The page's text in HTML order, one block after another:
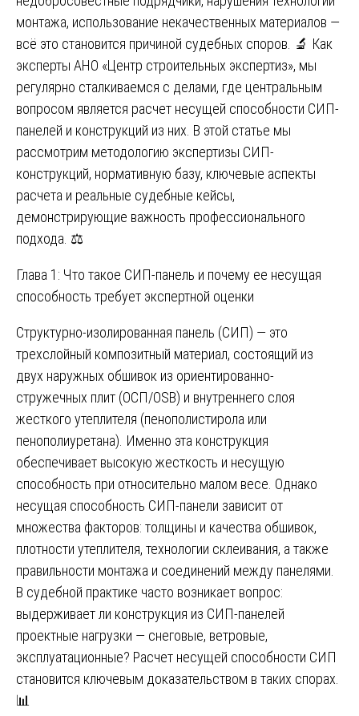
монтажа, использование некачественных материалов —
всё это становится причиной судебных споров. 🔬 Как
эксперты АНО «Центр строительных экспертиз», мы
регулярно сталкиваемся с делами, где центральным
вопросом является расчет несущей способности СИП-
панелей и конструкций из них. В этой статье мы
рассмотрим методологию экспертизы СИП-
конструкций, нормативную базу, ключевые аспекты
расчета и реальные судебные кейсы,
демонстрирующие важность профессионального
подхода. ⚖️
Глава 1: Что такое СИП-панель и почему ее несущая
способность требует экспертной оценки
Структурно-изолированная панель (СИП) — это
трехслойный композитный материал, состоящий из
двух наружных обшивок из ориентированно-
стружечных плит (ОСП/OSB) и внутреннего слоя
жесткого утеплителя (пенополистирола или
пенополиуретана). Именно эта конструкция
обеспечивает высокую жесткость и несущую
способность при относительно малом весе. Однако
несущая способность СИП-панели зависит от
множества факторов: толщины и качества обшивок,
плотности утеплителя, технологии склеивания, а также
правильности монтажа и соединений между панелями.
В судебной практике часто возникает вопрос:
выдерживает ли конструкция из СИП-панелей
проектные нагрузки — снеговые, ветровые,
эксплуатационные? Расчет несущей способности СИП
становится ключевым доказательством в таких спорах.
📊